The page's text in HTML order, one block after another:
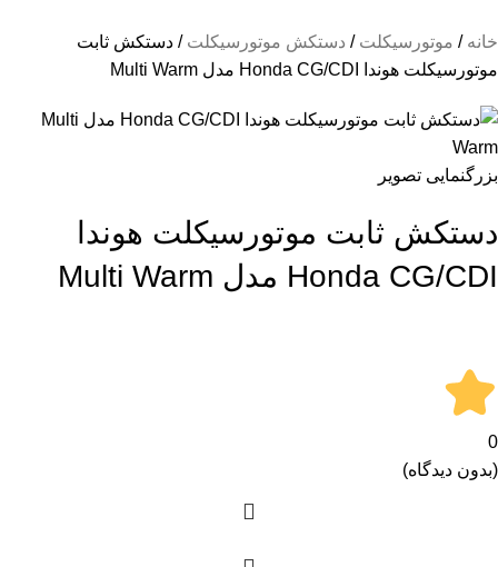
خانه موتورسیکلت دستکش موتورسیکلت دستکش ثابت
موتورسیکلت هوندا Honda CG/CDI مدل Multi Warm
بزرگنمایی تصویر
دستکش ثابت موتورسیکلت هوندا
Honda CG/CDI مدل Multi Warm
0
(بدون دیدگاه)